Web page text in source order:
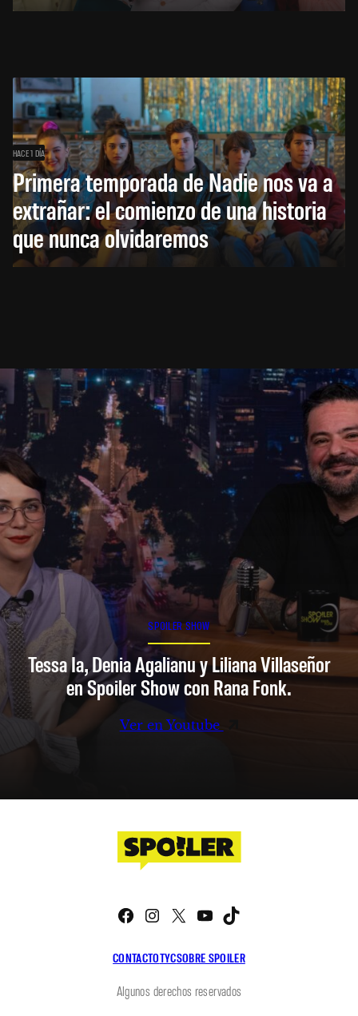
HACE 1 DÍA
Primera temporada de Nadie nos va a
extrañar: el comienzo de una historia
que nunca olvidaremos
SPOILER SHOW
Tessa Ia, Denia Agalianu y Liliana Villaseñor
en Spoiler Show con Rana Fonk.
Ver en Youtube
CONTACTOTYCSOBRE SPOILER
Facebook
Instagram
X YouTube
Algunos derechos reservados